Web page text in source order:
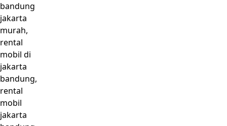
bandung
jakarta
murah,
rental
mobil di
jakarta
bandung,
rental
mobil
jakarta